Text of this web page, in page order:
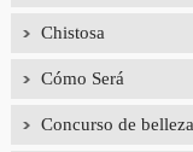
Chistosa
Cómo Será
Concurso de belleza